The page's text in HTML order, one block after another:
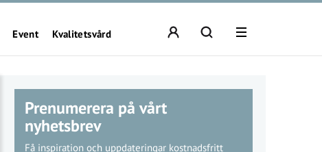
Event Kvalitetsvård
Prenumerera på vårt
nyhetsbrev
Få inspiration och uppdateringar kostnadsfritt